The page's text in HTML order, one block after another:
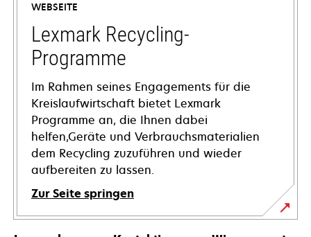
neuen
Registerkarte
geöffnet
WEBSEITE
Lexmark Recycling-
Programme
Im Rahmen seines Engagements für die
Kreislaufwirtschaft bietet Lexmark
Programme an, die Ihnen dabei
helfen,Geräte und Verbrauchsmaterialien
dem Recycling zuzuführen und wieder
aufbereiten zu lassen.
Zur Seite springen